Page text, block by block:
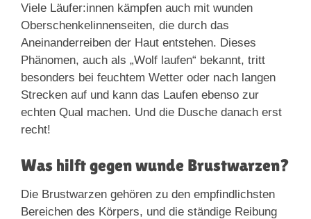
Viele Läufer:innen kämpfen auch mit wunden
Oberschenkelinnenseiten, die durch das
Aneinanderreiben der Haut entstehen. Dieses
Phänomen, auch als „Wolf laufen“ bekannt, tritt
besonders bei feuchtem Wetter oder nach langen
Strecken auf und kann das Laufen ebenso zur
echten Qual machen. Und die Dusche danach erst
recht!
Was hilft gegen wunde Brustwarzen?
Die Brustwarzen gehören zu den empfindlichsten
Bereichen des Körpers, und die ständige Reibung